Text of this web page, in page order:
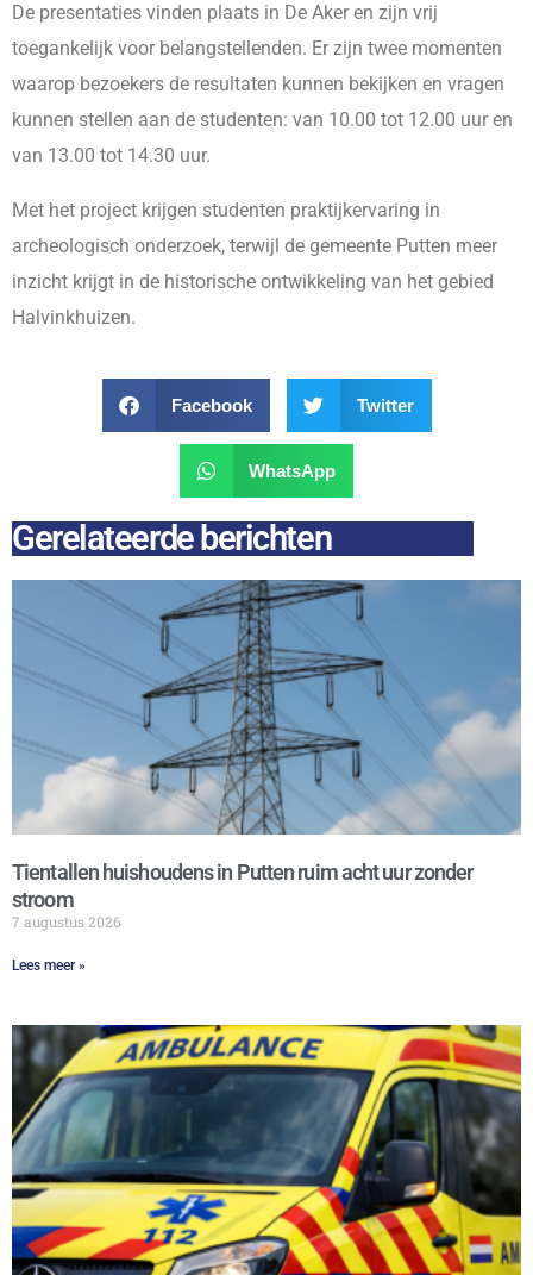
De presentaties vinden plaats in De Aker en zijn vrij
toegankelijk voor belangstellenden. Er zijn twee momenten
waarop bezoekers de resultaten kunnen bekijken en vragen
kunnen stellen aan de studenten: van 10.00 tot 12.00 uur en
van 13.00 tot 14.30 uur.
Met het project krijgen studenten praktijkervaring in
archeologisch onderzoek, terwijl de gemeente Putten meer
inzicht krijgt in de historische ontwikkeling van het gebied
Halvinkhuizen.
Facebook Twitter
WhatsApp
Gerelateerde berichten
Tientallen huishoudens in Putten ruim acht uur zonder
stroom
7 augustus 2026
Lees meer »